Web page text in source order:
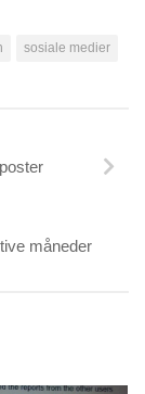
sosiale medier
måneder